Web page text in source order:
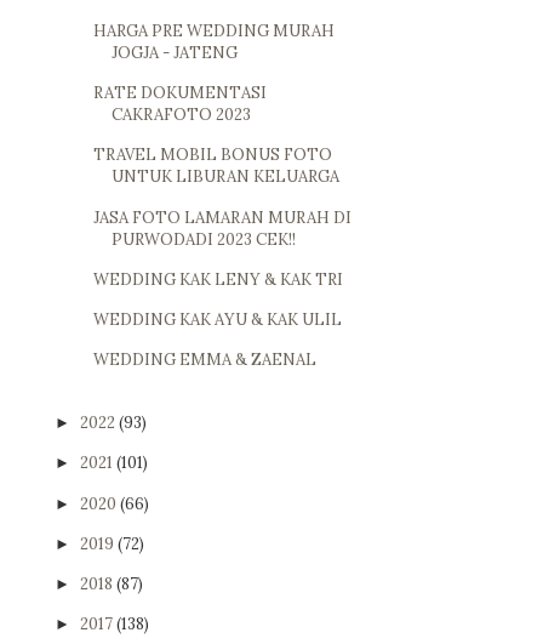
HARGA PRE WEDDING MURAH
JOGJA - JATENG
RATE DOKUMENTASI
CAKRAFOTO 2023
TRAVEL MOBIL BONUS FOTO
UNTUK LIBURAN KELUARGA
JASA FOTO LAMARAN MURAH DI
PURWODADI 2023 CEK!!
WEDDING KAK LENY & KAK TRI
WEDDING KAK AYU & KAK ULIL
WEDDING EMMA & ZAENAL
► 2022 (93)
► 2021 (101)
► 2020 (66)
► 2019 (72)
► 2018 (87)
► 2017(138)